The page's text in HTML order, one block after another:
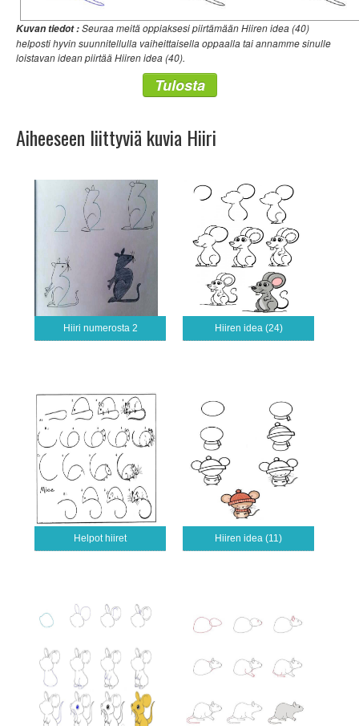
Kuvan tiedot :Seuraa meitä oppiaksesi piirtämään Hiiren idea (40)
helposti hyvin suunnitellulla vaiheittaisella oppaalla tai annamme sinulle
loistavan idean piirtää Hiiren idea (40).
Tulosta
Aiheeseen liittyviä kuvia Hiiri
Hiiri numerosta 2 Hiiren idea (24)
Helpot hiiret Hiiren idea (11)